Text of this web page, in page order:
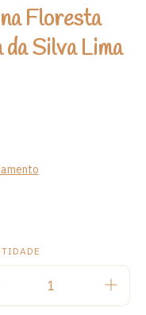
Floresta
da Silva Lima